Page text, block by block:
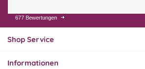
31.07.26
Super schnelle Lieferung,
hervorragend. Gerne
677 Bewertungen
Shop Service
Informationen